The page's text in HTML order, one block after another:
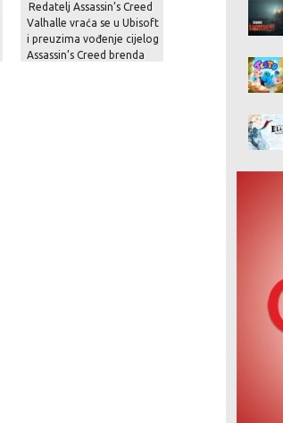
Redatelj Assassin’s Creed
Valhalle vraća se u Ubisoft
i preuzima vođenje cijelog
Assassin’s Creed brenda
Analitičari
“zbog trenutne
cijena Switcha 2 bi
skočiti na čak 800